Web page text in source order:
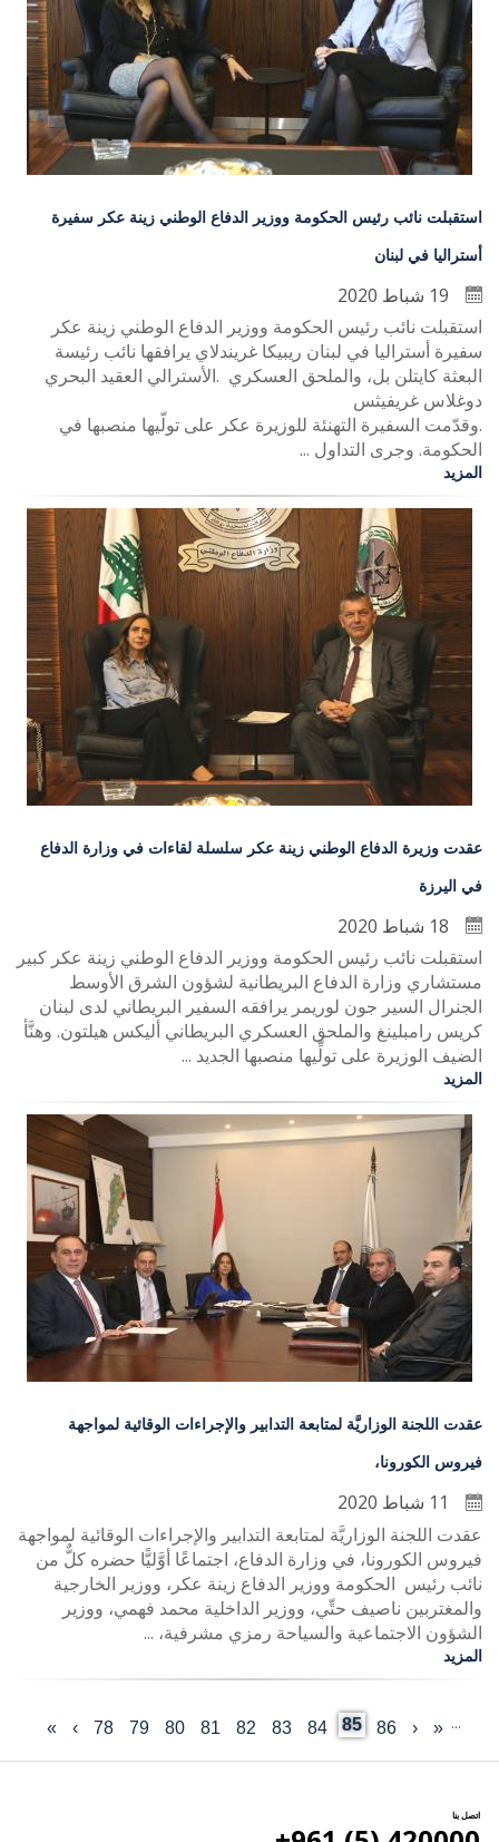
استقبلت نائب رئيس الحكومة ووزير الدفاع الوطني زينة عكر سفيرة
أستراليا في لبنان
استقبلت نائب رئيس الحكومة ووزير الدفاع الوطني زينة عكر
سفيرة أستراليا في لبنان ريبيكا غريندلاي يرافقها نائب رئيسة
البعثة كايتلن بل، والملحق العسكري .الأسترالي العقيد البحري
دوغلاس غريفيثس
.وقدّمت السفيرة التهنئة للوزيرة عكر على تولّيها منصبها في
الحكومة. وجرى التداول ...
المزيد
عقدت وزيرة الدفاع الوطني زينة عكر سلسلة لقاءات في وزارة الدفاع
في اليرزة
استقبلت نائب رئيس الحكومة ووزير الدفاع الوطني زينة عكر كبير
مستشاري وزارة الدفاع البريطانية لشؤون الشرق الأوسط
الجنرال السير جون لوريمر يرافقه السفير البريطاني لدى لبنان
كريس رامبلينغ والملحق العسكري البريطاني أليكس هيلتون. وهنَّأ
الضيف الوزيرة على تولِّيها منصبها الجديد ...
المزيد
عقدت اللجنة الوزاريَّة لمتابعة التدابير والإجراءات الوقائية لمواجهة
فيروس الكورونا،
عقدت اللجنة الوزاريَّة لمتابعة التدابير والإجراءات الوقائية لمواجهة
فيروس الكورونا، في وزارة الدفاع، اجتماعًا أوَّليًّا حضره كلٌّ من
نائب رئيس الحكومة ووزير الدفاع زينة عكر، ووزير الخارجية
والمغتربين ناصيف حتِّي، ووزير الداخلية محمد فهمي، ووزير
الشؤون الاجتماعية والسياحة رمزي مشرفية، ...
المزيد
First
»
Previous
› … الصفحة
78
الصفحة
79
الصفحة
80
الصفحة
81
الصفحة
82
الصفحة
83
الصفحة
84
Current
85
الصفحة
86
الصفحة
‹
Last
«
اتصل بنا